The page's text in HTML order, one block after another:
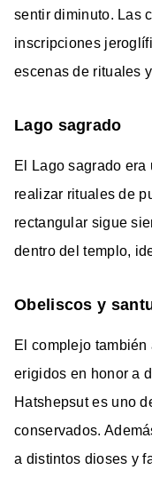
sentir diminuto. Las
inscripciones
escenas de rituales
Lago sagrado
El Lago sagrado
realizar rituales de
rectangular sigue
dentro del templo,
Obeliscos y
El complejo
erigidos en honor a
Hatshepsut es uno
conservados.
a distintos dioses y